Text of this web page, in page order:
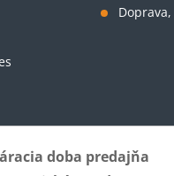
doba predajňa